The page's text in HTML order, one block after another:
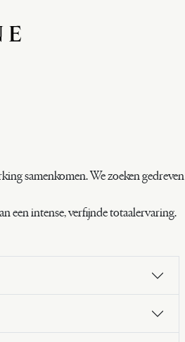
samenkomen. We zoeken gedreven
een intense, verfijnde totaalervaring.